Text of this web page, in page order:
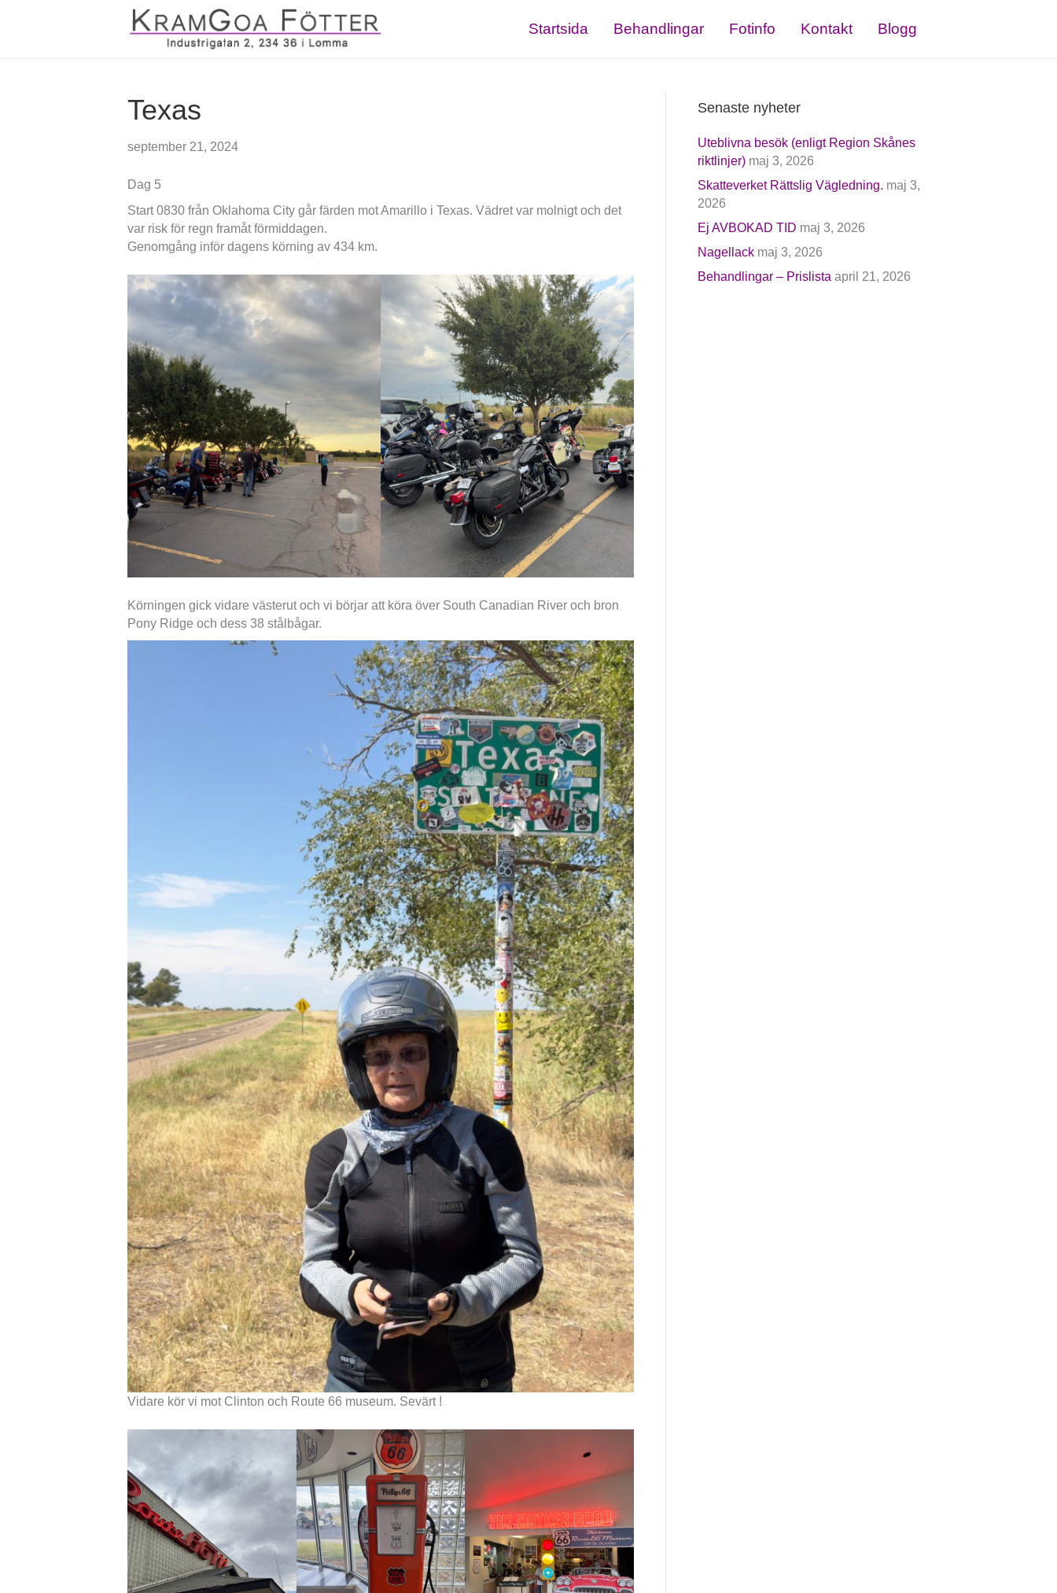
Startsida Behandlingar Fotinfo Kontakt Blogg
Texas
september 21, 2024
Dag 5
Start 0830 från Oklahoma City går färden mot Amarillo i Texas. Vädret var molnigt och det
var risk för regn framåt förmiddagen.
Genomgång inför dagens körning av 434 km.
Körningen gick vidare västerut och vi börjar att köra över South Canadian River och bron
Pony Ridge och dess 38 stålbågar.
Vidare kör vi mot Clinton och Route 66 museum. Sevärt !
Senaste nyheter
Uteblivna besök (enligt Region Skånes
riktlinjer) maj 3, 2026
Skatteverket Rättslig Vägledning. maj 3,
2026
Ej AVBOKAD TID maj 3, 2026
Nagellack maj 3, 2026
Behandlingar – Prislista april 21, 2026